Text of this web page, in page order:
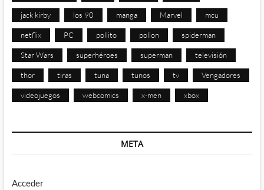
jack kirby los 90 manga Marvel mcu
netflix PC pollito pollon spiderman
Star Wars superhéroes superman televisión
thor tiras tuna tunos tv Vengadores
videojuegos webcomics x-men xbox
META
Acceder